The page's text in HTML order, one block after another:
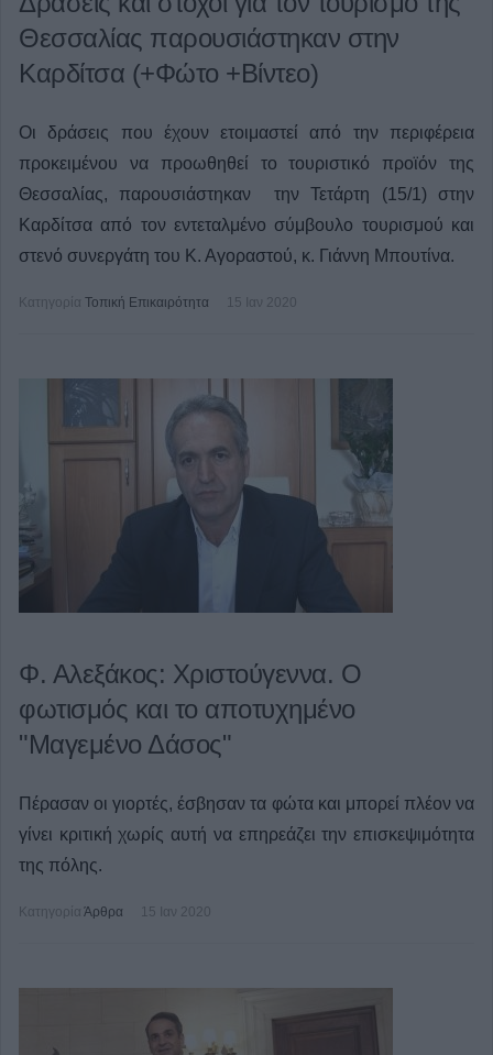
Θεσσαλίας παρουσιάστηκαν στην
Καρδίτσα (+Φώτο +Βίντεο)
Οι δράσεις που έχουν ετοιμαστεί από την περιφέρεια
προκειμένου να προωθηθεί το τουριστικό προϊόν της
Θεσσαλίας, παρουσιάστηκαν την Τετάρτη (15/1) στην
Καρδίτσα από τον εντεταλμένο σύμβουλο τουρισμού και
στενό συνεργάτη του Κ. Αγοραστού, κ. Γιάννη Μπουτίνα.
Κατηγορία Τοπική Επικαιρότητα 15 Ιαν 2020
Φ. Αλεξάκος: Χριστούγεννα. Ο
φωτισμός και το αποτυχημένο
"Μαγεμένο Δάσος"
Πέρασαν οι γιορτές, έσβησαν τα φώτα και μπορεί πλέον να
γίνει κριτική χωρίς αυτή να επηρεάζει την επισκεψιμότητα
της πόλης.
Κατηγορία Άρθρα 15 Ιαν 2020